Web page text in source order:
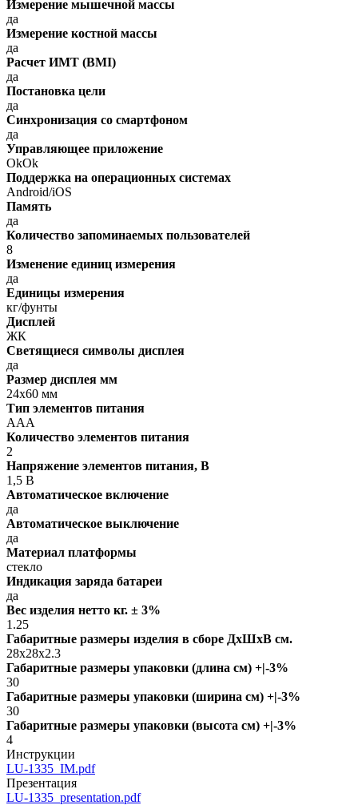
Измерение мышечной массы
да
Измерение костной массы
да
Расчет ИМТ (BMI)
да
Постановка цели
да
Синхронизация со смартфоном
да
Управляющее приложение
OkOk
Поддержка на операционных системах
Android/iOS
Память
да
Количество запоминаемых пользователей
8
Изменение единиц измерения
да
Единицы измерения
кг/фунты
Дисплей
ЖК
Светящиеся символы дисплея
да
Размер дисплея мм
24х60 мм
Тип элементов питания
AAA
Количество элементов питания
2
Напряжение элементов питания, В
1,5 В
Автоматическое включение
да
Автоматическое выключение
да
Материал платформы
стекло
Индикация заряда батареи
да
Вес изделия нетто кг. ± 3%
1.25
Габаритные размеры изделия в сборе ДxШxВ см.
28x28x2.3
Габаритные размеры упаковки (длина см) +|-3%
30
Габаритные размеры упаковки (ширина см) +|-3%
30
Габаритные размеры упаковки (высота см) +|-3%
4
Инструкции
LU-1335_IM.pdf
Презентация
LU-1335_presentation.pdf